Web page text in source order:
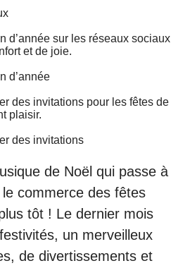
d’année sur les réseaux sociaux
et de joie.
d’année
des invitations pour les fêtes de
plaisir.
des invitations
de Noël qui passe à
commerce des fêtes
tôt ! Le dernier mois
un merveilleux
de divertissements et